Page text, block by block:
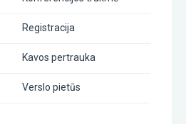
Registracija
Kavos pertrauka
Verslo pietūs